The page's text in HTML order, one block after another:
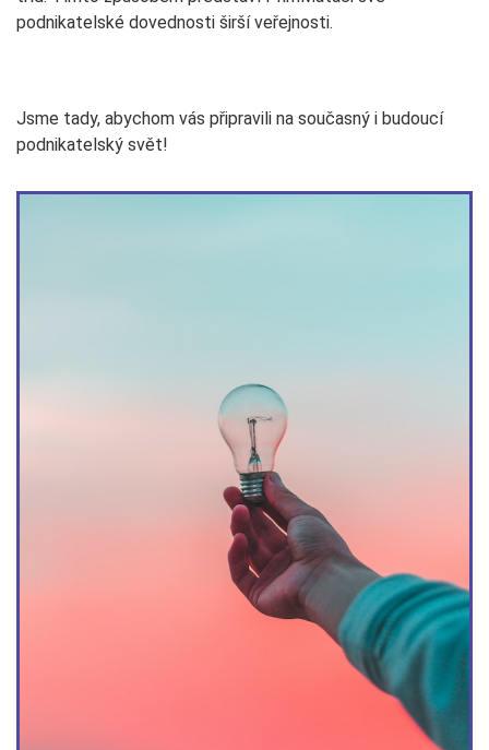
podnikatelské dovednosti širší veřejnosti.
Jsme tady, abychom vás připravili na současný i budoucí
podnikatelský svět!